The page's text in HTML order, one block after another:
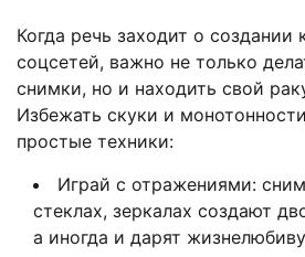
Когда речь заходит о создании
соцсетей, важно не только
снимки, но и находить свой
Избежать скуки и
простые техники:
Играй с отражениями:
стеклах, зеркалах создают
а иногда и дарят